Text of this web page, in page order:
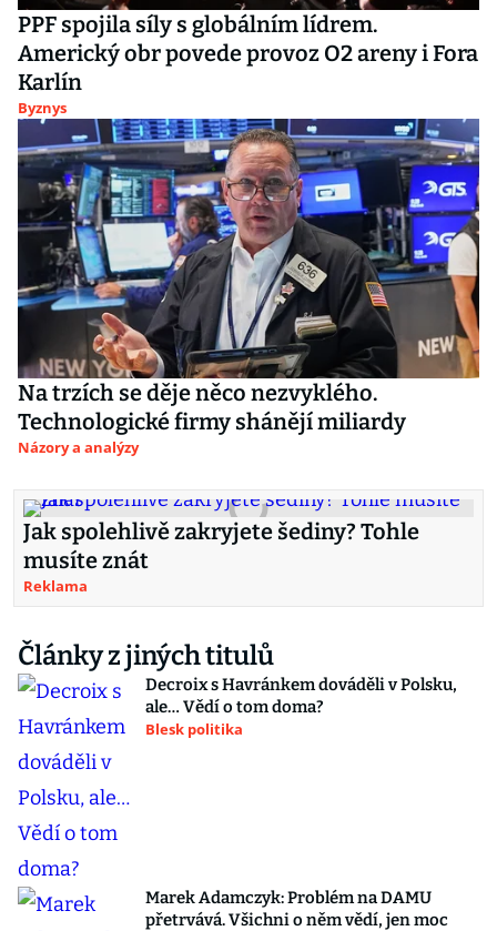
PPF spojila síly s globálním lídrem.
Americký obr povede provoz O2 areny i Fora
Karlín
Byznys
Na trzích se děje něco nezvyklého.
Technologické firmy shánějí miliardy
Názory a analýzy
Jak spolehlivě zakryjete šediny? Tohle
musíte znát
Reklama
Články z jiných titulů
Decroix s Havránkem dováděli v Polsku,
ale… Vědí o tom doma?
Blesk politika
Marek Adamczyk: Problém na DAMU
přetrvává. Všichni o něm vědí, jen moc